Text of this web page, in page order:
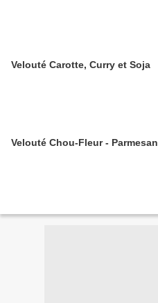
Velouté Carotte, Curry et Soja
Velouté Chou-Fleur - Parmesan